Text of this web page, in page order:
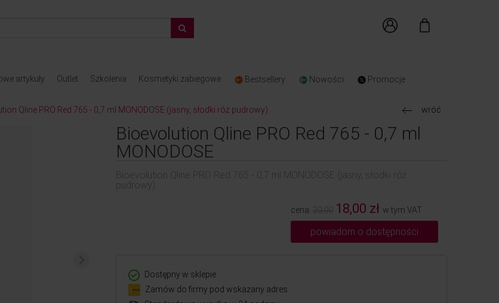
artykuły Outlet Szkolenia Kosmetyki zabiegowe Bestsellery Nowości Promocje
Qline PRO Red 765 - 0,7 ml MONODOSE (jasny, słodki róż pudrowy) wróć
Bioevolution Qline PRO Red 765 - 0,7 ml
MONODOSE
Bioevolution Qline PRO Red 765 - 0,7 ml MONODOSE (jasny, słodki róż
pudrowy)
cena: 20,00 18,00 zł w tym VAT
powiadom o dostępności
Dostępny w sklepie
Zamów do firmy pod wskazany adres